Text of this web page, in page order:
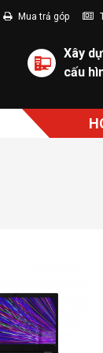
Mua trả góp
Xây
cấu